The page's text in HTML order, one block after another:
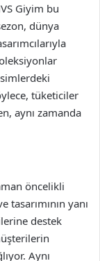
Giyim bu
dünya
tüketiciler
aynı zamanda
öncelikli
yanı
destek
Aynı